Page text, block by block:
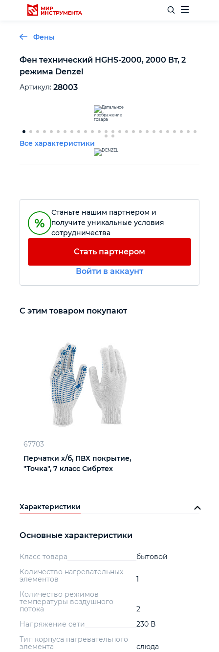
Отделочный инструмент
Столярный инструмент
Садовый инвентарь
Силовое оборудование
Автомобильный инструмент
Крепежный инструмент
Фены
Фен технический HGHS-2000, 2000 Вт, 2
режима Denzel
Артикул: 28003
Все характеристики
Станьте нашим партнером и
получите уникальные условия
сотрудничества
Стать партнером
Войти в аккаунт
С этим товаром покупают
67703
Перчатки х/б, ПВХ покрытие,
"Точка", 7 класс Сибртех
Характеристики
Основные характеристики
Класс товара
бытовой
Количество нагревательных
элементов
1
Количество режимов
температуры воздушного
потока
2
Напряжение сети
230 В
Тип корпуса нагревательного
элемента
слюда